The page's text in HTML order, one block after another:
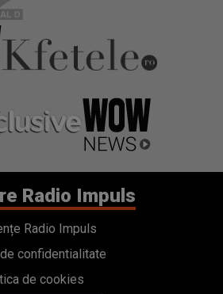
Radio Impuls
Radio Impuls
confidentialitate
de cookies